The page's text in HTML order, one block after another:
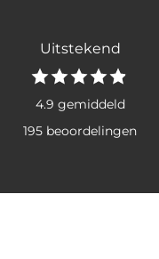
Uitstekend
4.9 gemiddeld
195 beoordelingen
Fijne shampoo en